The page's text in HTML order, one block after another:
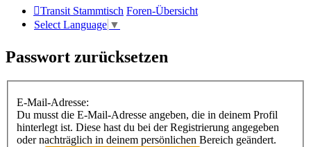
Transit Stammtisch Foren-Übersicht
Select Language ▼
Passwort zurücksetzen
E-Mail-Adresse:
Du musst die E-Mail-Adresse angeben, die in deinem Profil
hinterlegt ist. Diese hast du bei der Registrierung angegeben
oder nachträglich in deinem persönlichen Bereich geändert.